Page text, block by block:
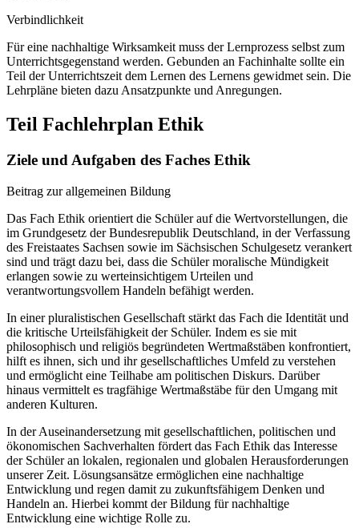
Verbindlichkeit
Für eine nachhaltige Wirksamkeit muss der Lernprozess selbst zum
Unterrichtsgegenstand werden. Gebunden an Fachinhalte sollte ein
Teil der Unterrichtszeit dem Lernen des Lernens gewidmet sein. Die
Lehrpläne bieten dazu Ansatzpunkte und Anregungen.
Teil Fachlehrplan Ethik
Ziele und Aufgaben des Faches Ethik
Beitrag zur allgemeinen Bildung
Das Fach Ethik orientiert die Schüler auf die Wertvorstellungen, die
im Grundgesetz der Bundesrepublik Deutschland, in der Verfassung
des Freistaates Sachsen sowie im Sächsischen Schulgesetz verankert
sind und trägt dazu bei, dass die Schüler moralische Mündigkeit
erlangen sowie zu werteinsichtigem Urteilen und
verantwortungsvollem Handeln befähigt werden.
In einer pluralistischen Gesellschaft stärkt das Fach die Identität und
die kritische Urteilsfähigkeit der Schüler. Indem es sie mit
philosophisch und religiös begründeten Wertmaßstäben konfrontiert,
hilft es ihnen, sich und ihr gesellschaftliches Umfeld zu verstehen
und ermöglicht eine Teilhabe am politischen Diskurs. Darüber
hinaus vermittelt es tragfähige Wertmaßstäbe für den Umgang mit
anderen Kulturen.
In der Auseinandersetzung mit gesellschaftlichen, politischen und
ökonomischen Sachverhalten fördert das Fach Ethik das Interesse
der Schüler an lokalen, regionalen und globalen Herausforderungen
unserer Zeit. Lösungsansätze ermöglichen eine nachhaltige
Entwicklung und regen damit zu zukunftsfähigem Denken und
Handeln an. Hierbei kommt der Bildung für nachhaltige
Entwicklung eine wichtige Rolle zu.